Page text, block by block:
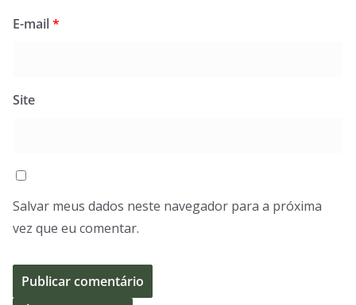
E-mail*
Site
Salvar meus dados neste navegador para a próxima
vez que eu comentar.